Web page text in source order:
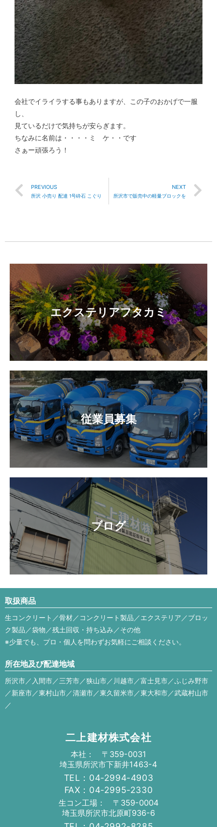
会社でイライラする事もありますが、この子のおかげで一服
し、
見ているだけで気持ちが安らぎます。
ちなみに名前は・・・・ミ ケ・・です
さぁー頑張ろう！
PREVIOUS
所沢 小売り 配達 1号砕石 こぐり
NEXT
所沢市で販売中の軽量ブロックを
エクステリアフタカミ
従業員募集
ブログ
取扱商品
生コンクリート／骨材／コンクリート製品／エクステリア／ブロッ
ク製品／袋物／残土回収・持ち込み／その他
※少量でも、プロ・個人を問わずお気軽にご相談ください。
所在地及び配達地域
所沢市／入間市／三芳市／狭山市／川越市／富士見市／ふじみ野市
／新座市／東村山市／清瀬市／東久留米市／東大和市／武蔵村山市
／
二上建材株式会社
本社： 〒359-0031
埼玉県所沢市下新井1463-4
TEL：04-2994-4903
FAX：04-2995-2330
生コン工場： 〒359-0004
埼玉県所沢市北原町936-6